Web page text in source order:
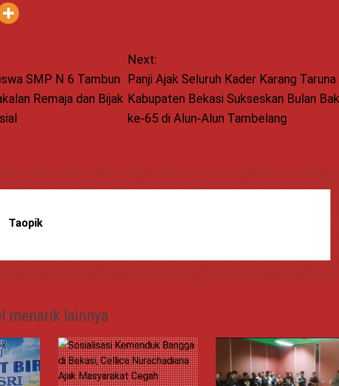
SMP N 6 Tambun
Remaja dan Bijak
Next:
Panji Ajak Seluruh Kader Karang Taruna
Kabupaten Bekasi Sukseskan Bulan
ke-65 di Alun-Alun Tambelang
Taopik
menarik lainnya